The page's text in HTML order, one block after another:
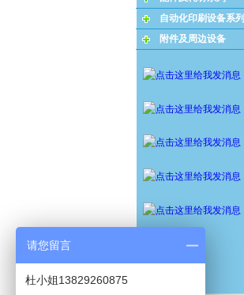
自动化印刷设备系列
附件及周边设备
请您留言
杜小姐13829260875